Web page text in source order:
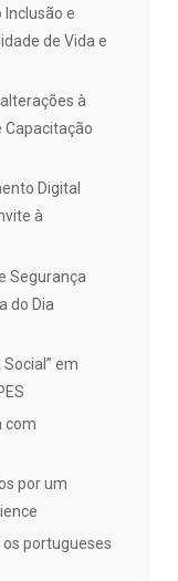
Inclusão e
de Vida e
à
Capacitação
Digital
à
Segurança
do Dia
em
com
por um
os portugueses